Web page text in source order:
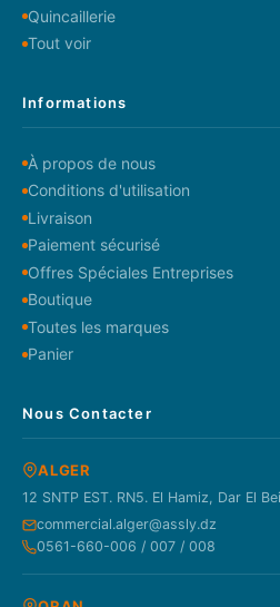
Quincaillerie
Tout voir
Informations
À propos de nous
Conditions d'utilisation
Livraison
Paiement sécurisé
Offres Spéciales Entreprises
Boutique
Toutes les marques
Panier
Nous Contacter
ALGER
12 SNTP EST. RN5. El Hamiz, Dar El
commercial.alger@assly.dz
0561-660-006 / 007 / 008